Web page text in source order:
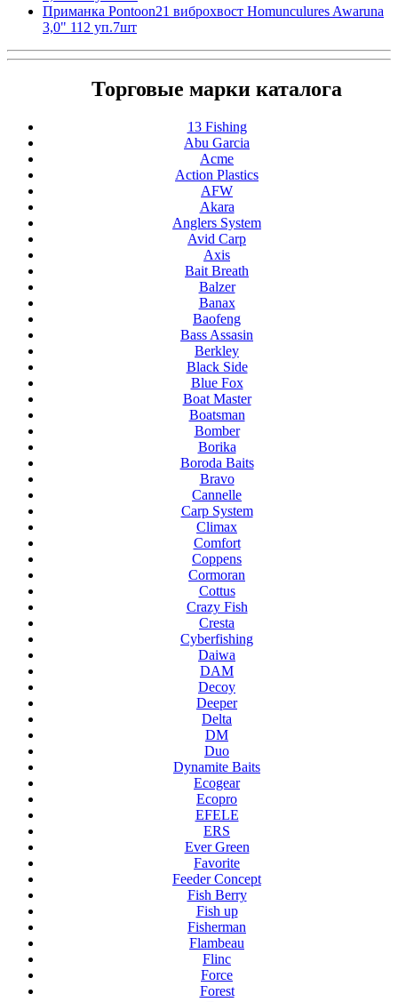
Приманка Pontoon21 виброхвост Homunculures Awaruna
3,0" 112 уп.7шт
Торговые марки каталога
13 Fishing
Abu Garcia
Acme
Action Plastics
AFW
Akara
Anglers System
Avid Carp
Axis
Bait Breath
Balzer
Banax
Baofeng
Bass Assasin
Berkley
Black Side
Blue Fox
Boat Master
Boatsman
Bomber
Borika
Boroda Baits
Bravo
Cannelle
Carp System
Climax
Comfort
Coppens
Cormoran
Cottus
Crazy Fish
Cresta
Cyberfishing
Daiwa
DAM
Decoy
Deeper
Delta
DM
Duo
Dynamite Baits
Ecogear
Ecopro
EFELE
ERS
Ever Green
Favorite
Feeder Concept
Fish Berry
Fish up
Fisherman
Flambeau
Flinc
Force
Forest